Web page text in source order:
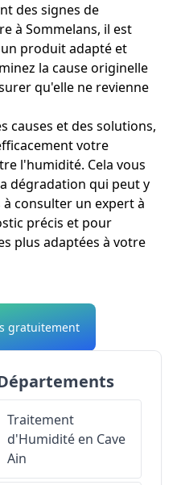
des signes de
à Sommelans, il est
produit adapté et
la cause originelle
qu'elle ne revienne
causes et des solutions,
votre
l'humidité. Cela vous
dégradation qui peut y
consulter un expert à
précis et pour
plus adaptées à votre
gratuitement
Traitement
d'Humidité en Cave
Ain